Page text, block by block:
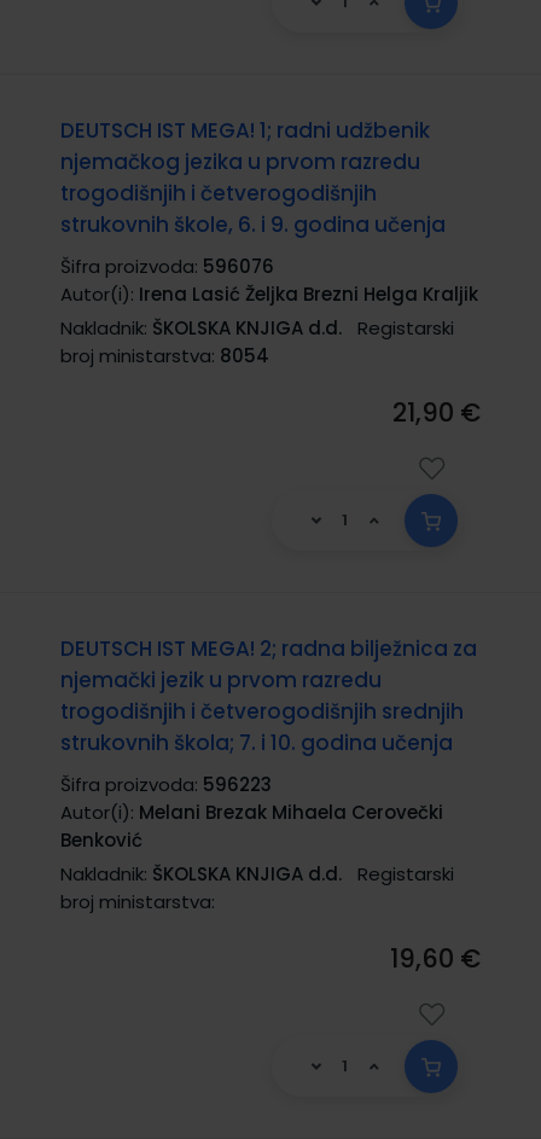
DEUTSCH IST MEGA! 1; radni udžbenik
njemačkog jezika u prvom razredu
trogodišnjih i četverogodišnjih
strukovnih škole, 6. i 9. godina učenja
Šifra proizvoda: 596076
Autor(i): Irena Lasić Željka Brezni Helga Kraljik
Nakladnik: ŠKOLSKA KNJIGA d.d.
Registarski
broj ministarstva: 8054
21,90 €
DEUTSCH IST MEGA! 2; radna bilježnica za
njemački jezik u prvom razredu
trogodišnjih i četverogodišnjih srednjih
strukovnih škola; 7. i 10. godina učenja
Šifra proizvoda: 596223
Autor(i): Melani Brezak Mihaela Cerovečki
Benković
Nakladnik: ŠKOLSKA KNJIGA d.d.
Registarski
broj ministarstva:
19,60 €